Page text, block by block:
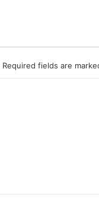
Required fields are